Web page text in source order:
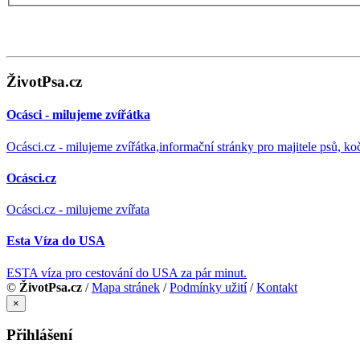
ŽivotPsa.cz
Ocásci - milujeme zvířátka
Ocásci.cz - milujeme zvířátka,informační stránky pro majitele psů,
Ocásci.cz
Ocásci.cz - milujeme zvířata
Esta Víza do USA
ESTA víza pro cestování do USA za pár minut.
© ŽivotPsa.cz /Mapa stránek /Podmínky užití/Kontakt
×
Přihlášení